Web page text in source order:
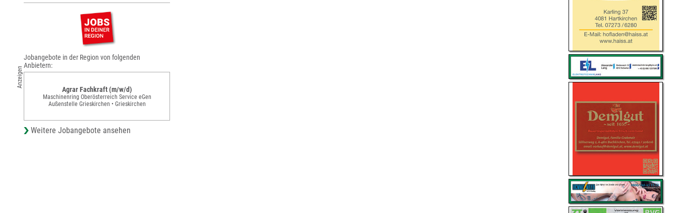
Anzeigen
Jobangebote in der Region von folgenden
Anbietern:
Agrar Fachkraft (m/w/d)
Maschinenring Oberösterreich Service eGen
Außenstelle Grieskirchen • Grieskirchen
Weitere Jobangebote ansehen